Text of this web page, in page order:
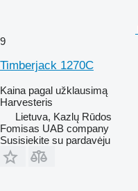
9
Timberjack 1270C
Kaina pagal užklausimą
Harvesteris
Lietuva, Kazlų Rūdos
Fomisas UAB company
Susisiekite su pardavėju